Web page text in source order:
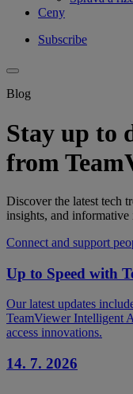
Ceny
Subscribe
Blog
Stay up to
from
Discover the latest tech
insights, and informative
Connect and support
Up to Speed with
Our latest updates
TeamViewer Intelligent
access innovations.
14. 7. 2026